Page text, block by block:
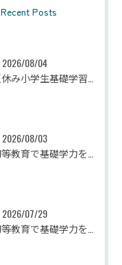
Recent Posts
2026/08/04
2026/08/03
2026/07/29